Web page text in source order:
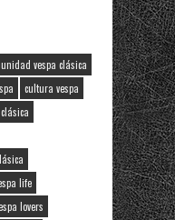
vespa clásica
cultura vespa
life
lovers